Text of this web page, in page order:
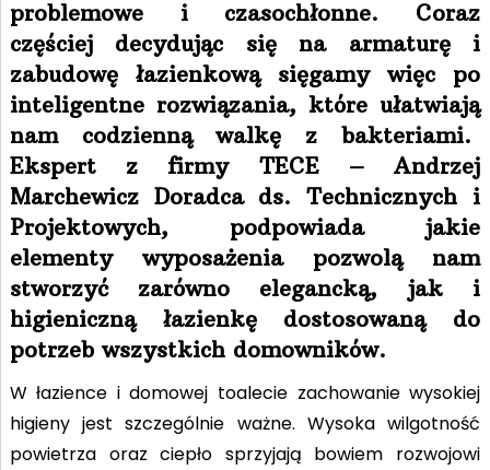
problemowe i czasochłonne. Coraz
częściej decydując się na armaturę i
zabudowę łazienkową sięgamy więc po
inteligentne rozwiązania, które ułatwiają
nam codzienną walkę z bakteriami.
Ekspert z firmy TECE – Andrzej
Marchewicz Doradca ds. Technicznych i
Projektowych, podpowiada jakie
elementy wyposażenia pozwolą nam
stworzyć zarówno elegancką, jak i
higieniczną łazienkę dostosowaną do
potrzeb wszystkich domowników.
W łazience i domowej toalecie zachowanie wysokiej
higieny jest szczególnie ważne. Wysoka wilgotność
powietrza oraz ciepło sprzyjają bowiem rozwojowi